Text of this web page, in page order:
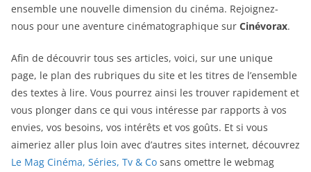
ensemble une nouvelle dimension du cinéma. Rejoignez-
nous pour une aventure cinématographique sur Cinévorax.
Afin de découvrir tous ses articles, voici, sur une unique
page, le plan des rubriques du site et les titres de l’ensemble
des textes à lire. Vous pourrez ainsi les trouver rapidement et
vous plonger dans ce qui vous intéresse par rapports à vos
envies, vos besoins, vos intérêts et vos goûts. Et si vous
aimeriez aller plus loin avec d’autres sites internet, découvrez
Le Mag Cinéma, Séries, Tv & Co sans omettre le webmag